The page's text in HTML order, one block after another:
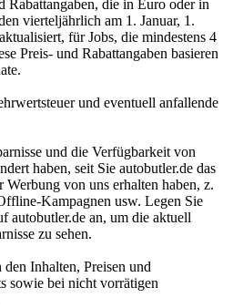
Rabattangaben, die in Euro oder in
vierteljährlich am 1. Januar, 1.
für Jobs, die mindestens 4
Preis- und Rabattangaben basieren
und eventuell anfallende
und die Verfügbarkeit von
haben, seit Sie autobutler.de das
Werbung von uns erhalten haben, z.
Kampagnen usw. Legen Sie
autobutler.de an, um die aktuell
zu sehen.
Inhalten, Preisen und
sowie bei nicht vorrätigen